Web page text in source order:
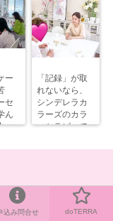
ー
セ
ん
」
「記録」が取
れないなら、
シンデレラカ
ラーズのカラ
ーセラピーで
込み問合せ doTERRA
Reserved.